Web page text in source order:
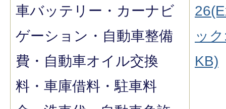
車バッテリー・カーナビ
ゲーション・自動車整備
費・自動車オイル交換
料・車庫借料・駐車料
ッ
KB)